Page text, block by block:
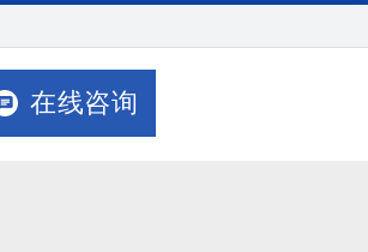
在线咨询